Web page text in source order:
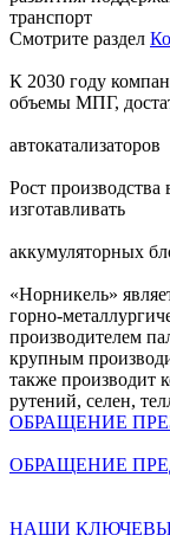
транспорт
Смотрите раздел
К 2030 году
объемы МПГ,
автокатализаторов
Рост производства
изготавливать
аккумуляторных
«Норникель»
горно-
производителем
крупным
также производит
рутений, селен,
ОБРАЩЕНИЕ
ОБРАЩЕНИЕ
НАШИ